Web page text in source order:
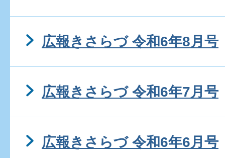
広報きさらづ 令和6年8月号
広報きさらづ 令和6年7月号
広報きさらづ 令和6年6月号